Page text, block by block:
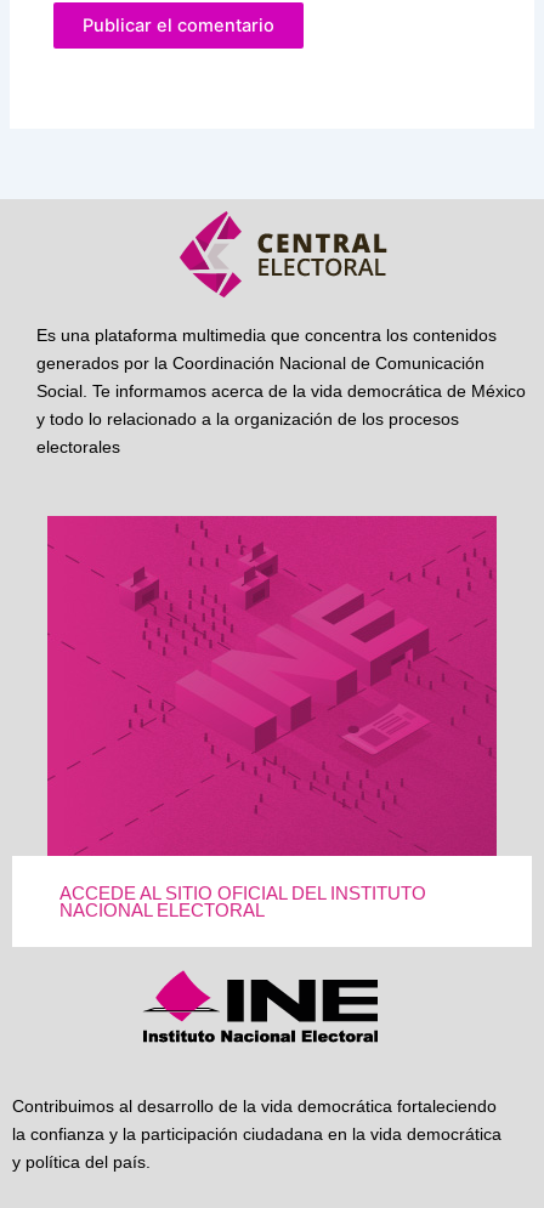
Es una plataforma multimedia que concentra los contenidos
generados por la Coordinación Nacional de Comunicación
Social. Te informamos acerca de la vida democrática de México
y todo lo relacionado a la organización de los procesos
electorales
ACCEDE AL SITIO OFICIAL DEL INSTITUTO
NACIONAL ELECTORAL
Contribuimos al desarrollo de la vida democrática fortaleciendo
la confianza y la participación ciudadana en la vida democrática
y política del país.